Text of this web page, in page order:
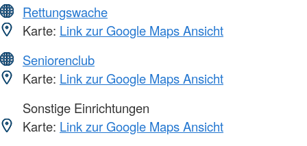
Rettungswache
Karte: Link zur Google Maps Ansicht
Seniorenclub
Karte: Link zur Google Maps Ansicht
Sonstige Einrichtungen
Karte: Link zur Google Maps Ansicht